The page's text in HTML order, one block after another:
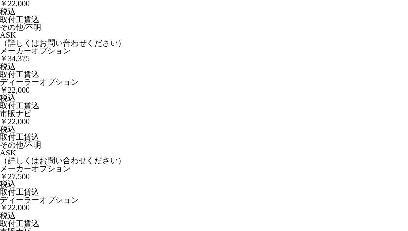
￥22,000
税込
取付工賃込
その他/不明
ASK
（詳しくはお問い合わせください）
メーカーオプション
￥34,375
税込
取付工賃込
ディーラーオプション
￥22,000
税込
取付工賃込
市販ナビ
￥22,000
税込
取付工賃込
その他/不明
ASK
（詳しくはお問い合わせください）
メーカーオプション
￥27,500
税込
取付工賃込
ディーラーオプション
￥22,000
税込
取付工賃込